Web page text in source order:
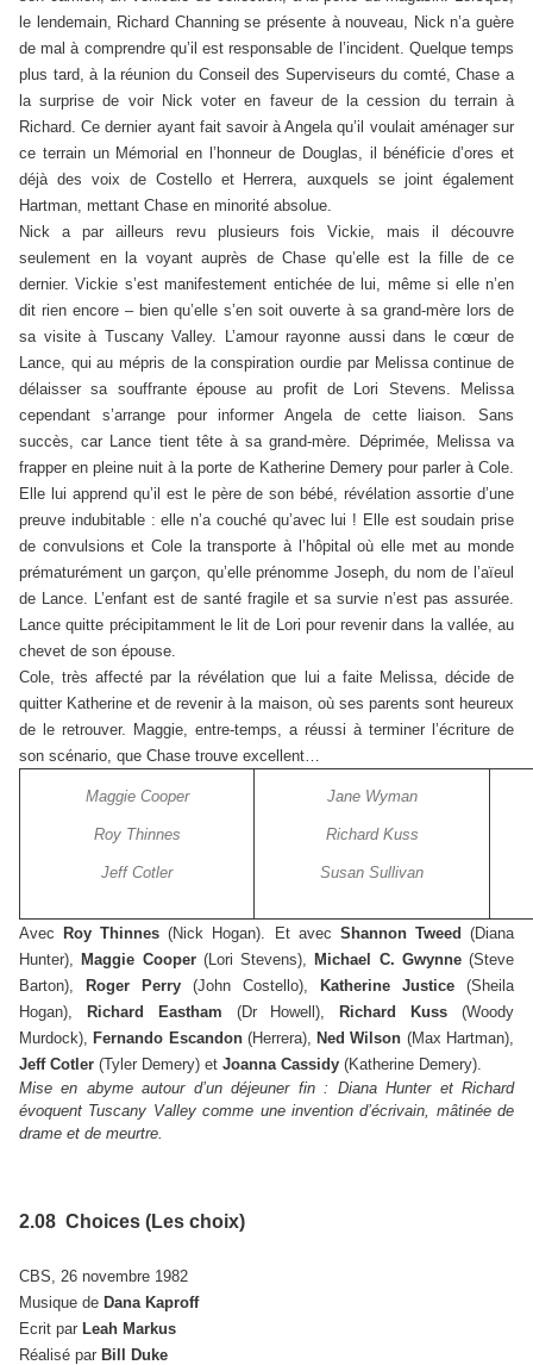
le lendemain, Richard Channing se présente à nouveau, Nick n’a guère
de mal à comprendre qu’il est responsable de l’incident. Quelque temps
plus tard, à la réunion du Conseil des Superviseurs du comté, Chase a
la surprise de voir Nick voter en faveur de la cession du terrain à
Richard. Ce dernier ayant fait savoir à Angela qu’il voulait aménager sur
ce terrain un Mémorial en l’honneur de Douglas, il bénéficie d’ores et
déjà des voix de Costello et Herrera, auxquels se joint également
Hartman, mettant Chase en minorité absolue.
Nick a par ailleurs revu plusieurs fois Vickie, mais il découvre
seulement en la voyant auprès de Chase qu’elle est la fille de ce
dernier. Vickie s’est manifestement entichée de lui, même si elle n’en
dit rien encore – bien qu’elle s’en soit ouverte à sa grand-mère lors de
sa visite à Tuscany Valley. L’amour rayonne aussi dans le cœur de
Lance, qui au mépris de la conspiration ourdie par Melissa continue de
délaisser sa souffrante épouse au profit de Lori Stevens. Melissa
cependant s’arrange pour informer Angela de cette liaison. Sans
succès, car Lance tient tête à sa grand-mère. Déprimée, Melissa va
frapper en pleine nuit à la porte de Katherine Demery pour parler à Cole.
Elle lui apprend qu’il est le père de son bébé, révélation assortie d’une
preuve indubitable : elle n’a couché qu’avec lui ! Elle est soudain prise
de convulsions et Cole la transporte à l’hôpital où elle met au monde
prématurément un garçon, qu’elle prénomme Joseph, du nom de l’aïeul
de Lance. L’enfant est de santé fragile et sa survie n’est pas assurée.
Lance quitte précipitamment le lit de Lori pour revenir dans la vallée, au
chevet de son épouse.
Cole, très affecté par la révélation que lui a faite Melissa, décide de
quitter Katherine et de revenir à la maison, où ses parents sont heureux
de le retrouver. Maggie, entre-temps, a réussi à terminer l’écriture de
son scénario, que Chase trouve excellent…
Maggie Cooper
Roy Thinnes
Jeff Cotler
Jane Wyman
Richard Kuss
Susan Sullivan
Avec Roy Thinnes(Nick Hogan). Et avec Shannon Tweed(Diana
Hunter), Maggie Cooper (Lori Stevens), Michael C. Gwynne (Steve
Barton),
Roger Perry (John Costello), Katherine Justice (Sheila
Hogan),
Richard Eastham (Dr Howell), Richard Kuss(Woody
Murdock), Fernando Escandon (Herrera), Ned Wilson (Max Hartman),
Jeff Cotler (Tyler Demery) et Joanna Cassidy (Katherine Demery).
Mise en abyme autour d’un déjeuner fin : Diana Hunter et Richard
évoquent Tuscany Valley comme une invention d’écrivain, mâtinée de
drame et de meurtre.
2.08 Choices (Les choix)
CBS, 26 novembre 1982
Musique de Dana Kaproff
Ecrit par Leah Markus
Réalisé par Bill Duke